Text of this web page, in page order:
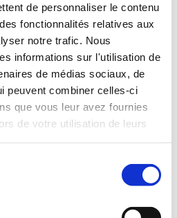
de personnaliser le contenu
fonctionnalités relatives aux
notre trafic. Nous
informations sur l'utilisation de
de médias sociaux, de
peuvent combiner celles-ci
que vous leur avez fournies
de votre utilisation de leurs